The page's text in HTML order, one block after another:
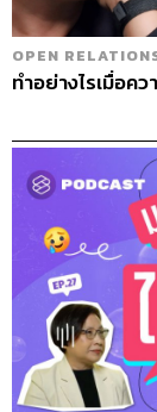
OPEN
ทำอย่างไรเมื่อค